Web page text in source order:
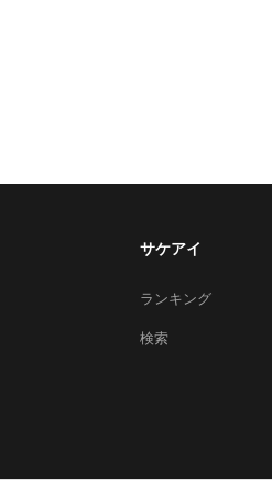
サケアイ
ランキング
検索